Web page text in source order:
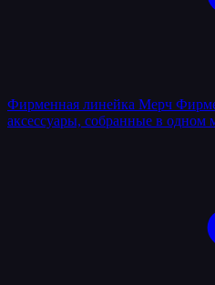
Фирменная линейка Мерч
аксессуары, собранные в одном